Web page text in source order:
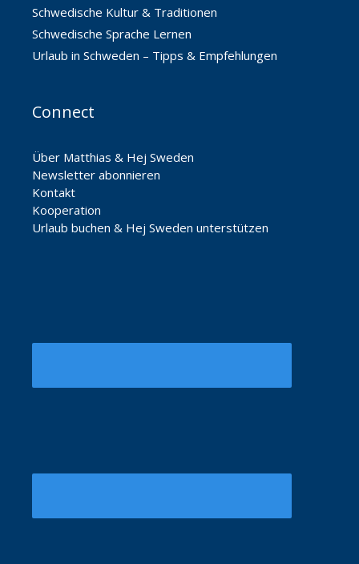
Schwedische Kultur & Traditionen
Schwedische Sprache Lernen
Urlaub in Schweden – Tipps & Empfehlungen
Connect
Über Matthias & Hej Sweden
Newsletter abonnieren
Kontakt
Kooperation
Urlaub buchen & Hej Sweden unterstützen